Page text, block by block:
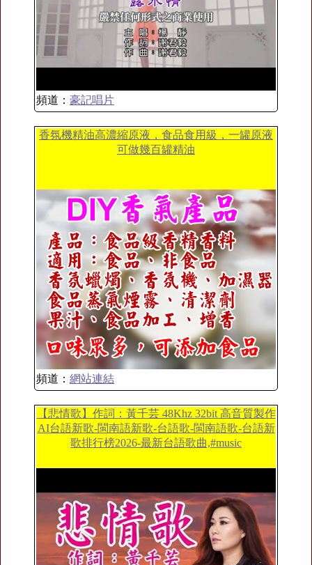
頻道： 豪記唱片
香氛機精油高濃縮原液，食品食用級，一罐原液
可做幾百罐精油
頻道： 網站連結
【悲情歌】作詞：黃千芸 48Khz 32bit 高音質製作
AI台語新歌-閩南語新歌-台語歌-閩南語歌-台語新
歌排行榜2026-最新台語歌曲,#music